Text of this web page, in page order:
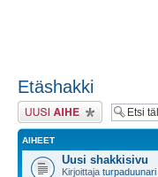
Etäshakki
Lähetä uusi viesti
AIHEET
Uusi shakkisivu
Kirjoittaja turpaduunari